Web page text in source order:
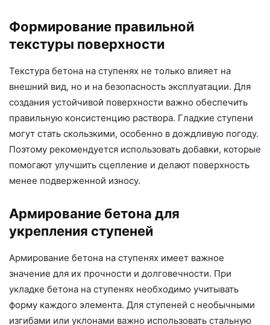
Формирование правильной
текстуры поверхности
Текстура бетона на ступенях не только влияет на
внешний вид, но и на безопасность эксплуатации. Для
создания устойчивой поверхности важно обеспечить
правильную консистенцию раствора. Гладкие ступени
могут стать скользкими, особенно в дождливую погоду.
Поэтому рекомендуется использовать добавки, которые
помогают улучшить сцепление и делают поверхность
менее подверженной износу.
Армирование бетона для
укрепления ступеней
Армирование бетона на ступенях имеет важное
значение для их прочности и долговечности. При
укладке бетона на ступенях необходимо учитывать
форму каждого элемента. Для ступеней с необычными
изгибами или уклонами важно использовать стальную